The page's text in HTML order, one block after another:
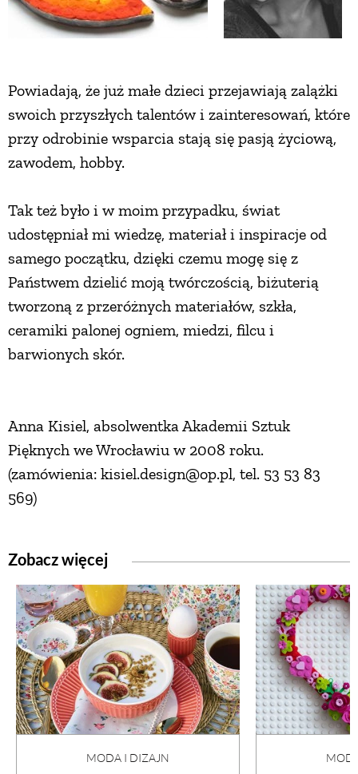
Powiadają, że już małe dzieci przejawiają zalążki
swoich przyszłych talentów i zainteresowań, które
przy odrobinie wsparcia stają się pasją życiową,
zawodem, hobby.
Tak też było i w moim przypadku, świat
udostępniał mi wiedzę, materiał i inspiracje od
samego początku, dzięki czemu mogę się z
Państwem dzielić moją twórczością, biżuterią
tworzoną z przeróżnych materiałów, szkła,
ceramiki palonej ogniem, miedzi, filcu i
barwionych skór.
Anna Kisiel, absolwentka Akademii Sztuk
Pięknych we Wrocławiu w 2008 roku.
(zamówienia: kisiel.design@op.pl, tel. 53 53 83
569)
Zobacz więcej
MODA I DIZAJN
ZWIERZĘTA DOMOWE
GRZYBY
RĘKODZIEŁO
RZEMIOSŁO
ZWYCZAJE
ŚNIADANIA
ZUPY
DANIA GŁÓWNE
CIASTA I DESERY
DODATKI
PRZETWORY